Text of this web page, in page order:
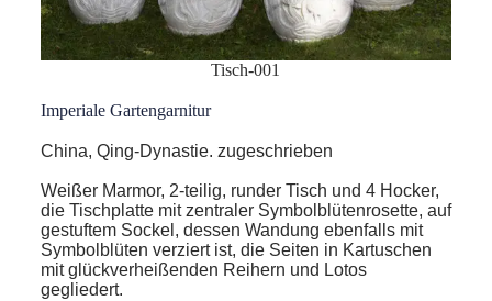
Tisch-001
Imperiale Gartengarnitur
China, Qing-Dynastie. zugeschrieben
Weißer Marmor, 2-teilig, runder Tisch und 4 Hocker,
die Tischplatte mit zentraler Symbolblütenrosette, auf
gestuftem Sockel, dessen Wandung ebenfalls mit
Symbolblüten verziert ist, die Seiten in Kartuschen
mit glückverheißenden Reihern und Lotos
gegliedert.